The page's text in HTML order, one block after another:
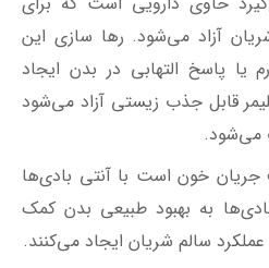
به بهبود طبیعی بدن کمک
سالم شریان ایجاد می‌کنند.